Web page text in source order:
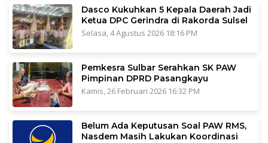
Dasco Kukuhkan 5 Kepala Daerah Jadi
Ketua DPC Gerindra di Rakorda Sulsel
Selasa, 4 Agustus 2026 18:16 PM
Pemkesra Sulbar Serahkan SK PAW
Pimpinan DPRD Pasangkayu
Kamis, 26 Februari 2026 16:32 PM
Belum Ada Keputusan Soal PAW RMS,
Nasdem Masih Lakukan Koordinasi